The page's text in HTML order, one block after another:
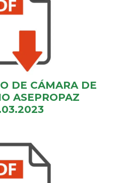
DE CÁMARA DE
ASEPROPAZ